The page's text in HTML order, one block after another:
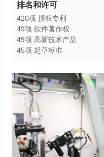
排名和许可
420项 授权专利
49项 软件著作权
49项 高新技术产品
45项 起草标准